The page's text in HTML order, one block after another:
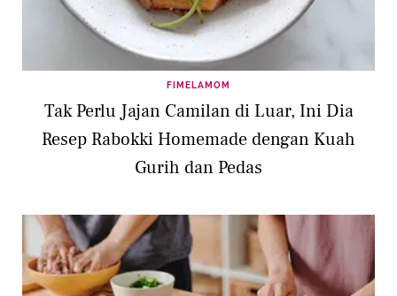
FIMELAMOM
Tak Perlu Jajan Camilan di Luar, Ini Dia
Resep Rabokki Homemade dengan Kuah
Gurih dan Pedas